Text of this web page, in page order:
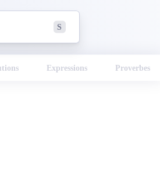
S
Expressions Proverbes